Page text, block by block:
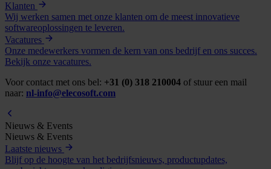
Klanten
Wij werken samen met onze klanten om de meest innovatieve
softwareoplossingen te leveren.
Vacatures
Onze medewerkers vormen de kern van ons bedrijf en ons succes.
Bekijk onze vacatures.
Voor contact met ons bel: +31 (0) 318 210004 of stuur een mail
naar: nl-info@elecosoft.com
Nieuws & Events
Nieuws & Events
Laatste nieuws
Blijf op de hoogte van het bedrijfsnieuws, productupdates,